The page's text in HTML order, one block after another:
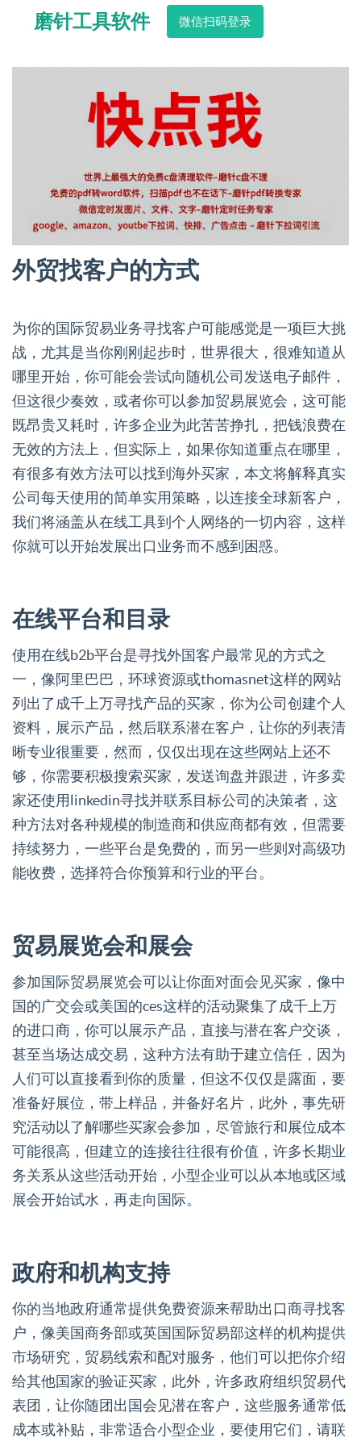
磨针工具软件 微信扫码登录
外贸找客户的方式
为你的国际贸易业务寻找客户可能感觉是一项巨大挑
战，尤其是当你刚刚起步时，世界很大，很难知道从
哪里开始，你可能会尝试向随机公司发送电子邮件，
但这很少奏效，或者你可以参加贸易展览会，这可能
既昂贵又耗时，许多企业为此苦苦挣扎，把钱浪费在
无效的方法上，但实际上，如果你知道重点在哪里，
有很多有效方法可以找到海外买家，本文将解释真实
公司每天使用的简单实用策略，以连接全球新客户，
我们将涵盖从在线工具到个人网络的一切内容，这样
你就可以开始发展出口业务而不感到困惑。
在线平台和目录
使用在线b2b平台是寻找外国客户最常见的方式之
一，像阿里巴巴，环球资源或thomasnet这样的网站
列出了成千上万寻找产品的买家，你为公司创建个人
资料，展示产品，然后联系潜在客户，让你的列表清
晰专业很重要，然而，仅仅出现在这些网站上还不
够，你需要积极搜索买家，发送询盘并跟进，许多卖
家还使用linkedin寻找并联系目标公司的决策者，这
种方法对各种规模的制造商和供应商都有效，但需要
持续努力，一些平台是免费的，而另一些则对高级功
能收费，选择符合你预算和行业的平台。
贸易展览会和展会
参加国际贸易展览会可以让你面对面会见买家，像中
国的广交会或美国的ces这样的活动聚集了成千上万
的进口商，你可以展示产品，直接与潜在客户交谈，
甚至当场达成交易，这种方法有助于建立信任，因为
人们可以直接看到你的质量，但这不仅仅是露面，要
准备好展位，带上样品，并备好名片，此外，事先研
究活动以了解哪些买家会参加，尽管旅行和展位成本
可能很高，但建立的连接往往很有价值，许多长期业
务关系从这些活动开始，小型企业可以从本地或区域
展会开始试水，再走向国际。
政府和机构支持
你的当地政府通常提供免费资源来帮助出口商寻找客
户，像美国商务部或英国国际贸易部这样的机构提供
市场研究，贸易线索和配对服务，他们可以把你介绍
给其他国家的验证买家，此外，许多政府组织贸易代
表团，让你随团出国会见潜在客户，这些服务通常低
成本或补贴，非常适合小型企业，要使用它们，请联